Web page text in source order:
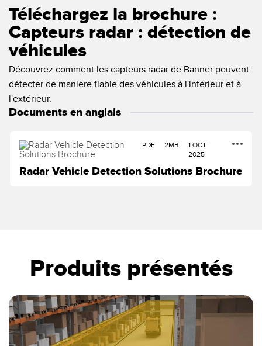
Téléchargez la brochure :
Capteurs radar : détection de
véhicules
Découvrez comment les capteurs radar de Banner peuvent
détecter de manière fiable des véhicules à l'intérieur et à
l'extérieur.
Documents en anglais
Radar Vehicle Detection Solutions Brochure
PDF 2MB
1 OCT
2025
Produits présentés